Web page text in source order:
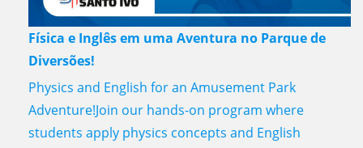
Física e Inglês em uma Aventura no Parque de
Diversões!
Physics and English for an Amusement Park
Adventure!Join our hands-on program where
students apply physics concepts and English